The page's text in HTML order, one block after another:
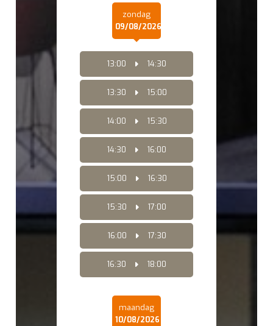
zondag
09/08/2026
13:00 14:30
13:30 15:00
14:00 15:30
14:30 16:00
15:00 16:30
15:30 17:00
16:00 17:30
16:30 18:00
maandag
10/08/2026